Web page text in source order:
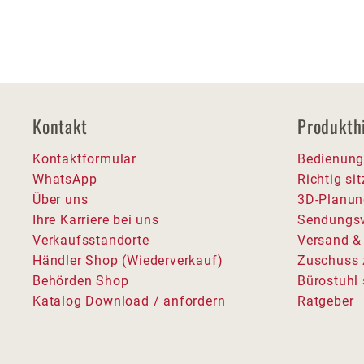
Kontakt
Kontaktformular
WhatsApp
Über uns
Ihre Karriere bei uns
Verkaufsstandorte
Händler Shop (Wiederverkauf)
Behörden Shop
Katalog Download / anfordern
Richtig
3D-
Versand
Zuschuss
Bürostuhl
Ratgeber